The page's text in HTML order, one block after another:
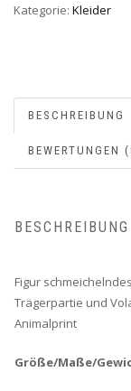
Kategorie: Kleider
BESCHREIBUNG
BEWERTUNGEN
BESCHREIBUNG
Figur
Trägerpartie und
Animalprint
Größe/Maße/